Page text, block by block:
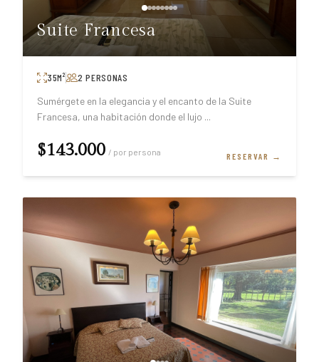
Suite Francesa
35M² 2 PERSONAS
Sumérgete en la elegancia y el encanto de la Suite
Francesa, una habitación donde el lujo ...
$143.000 / por persona RESERVAR →